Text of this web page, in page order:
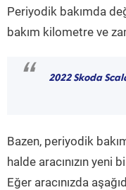
Periyodik bakımda
bakım kilometre ve
“ 2022 Skoda
Bazen, periyodik
halde aracınızın yeni
Eğer aracınızda